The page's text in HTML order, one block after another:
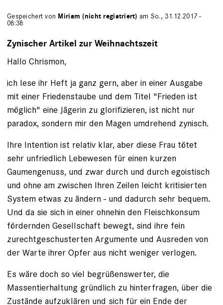
Gespeichert von Miriam (nicht registriert) am So., 31.12.2017 -
08:38
Zynischer Artikel zur Weihnachtszeit
Hallo Chrismon,
ich lese ihr Heft ja ganz gern, aber in einer Ausgabe
mit einer Friedenstaube und dem Titel "Frieden ist
möglich" eine Jägerin zu glorifizieren, ist nicht nur
paradox, sondern mir den Magen umdrehend zynisch.
Ihre Intention ist relativ klar, aber diese Frau tötet
sehr unfriedlich Lebewesen für einen kurzen
Gaumengenuss, und zwar durch und durch egoistisch
und ohne am zwischen Ihren Zeilen leicht kritisierten
System etwas zu ändern - und dadurch sehr bequem.
Und da sie sich in einer ohnehin den Fleischkonsum
fördernden Gesellschaft bewegt, sind ihre fein
zurechtgeschusterten Argumente und Ausreden von
der Warte ihrer Opfer aus nicht weniger verlogen.
Es wäre doch so viel begrüßenswerter, die
Massentierhaltung gründlich zu hinterfragen, über die
Zustände aufzuklären und sich für ein Ende der